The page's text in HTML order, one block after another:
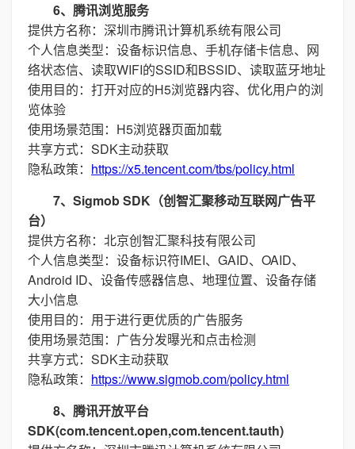
6、腾讯浏览服务
提供方名称：深圳市腾讯计算机系统有限公司
个人信息类型：设备标识信息、手机存储卡信息、网
络状态信、读取WIFI的SSID和BSSID、读取蓝牙地址
使用目的：打开对应的H5浏览器内容、优化用户的浏
览体验
使用场景范围：H5浏览器页面加载
共享方式：SDK主动获取
隐私政策： https://x5.tencent.com/tbs/policy.html
7、Sigmob SDK（创智汇聚移动互联网广告平
台）
提供方名称：北京创智汇聚科技有限公司
个人信息类型：设备标识符IMEI、GAID、OAID、
Android ID、设备传感器信息、地理位置、设备存储
大小信息
使用目的：用于进行更优质的广告服务
使用场景范围：广告分发曝光和点击检测
共享方式：SDK主动获取
隐私政策： https://www.sigmob.com/policy.html
8、腾讯开放平台
SDK(com.tencent.open,com.tencent.tauth)